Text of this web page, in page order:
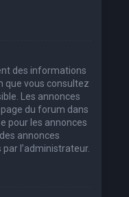
des informations
que vous consultez
Les annonces
du forum dans
pour les annonces
annonces
l’administrateur.